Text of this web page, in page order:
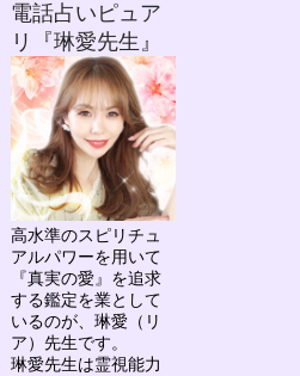
電話占いピュア
リ『琳愛先生』
高水準のスピリチュ
アルパワーを用いて
『真実の愛』を追求
する鑑定を業として
いるのが、 琳愛（リ
ア）先生です。
琳愛先生は霊視能力